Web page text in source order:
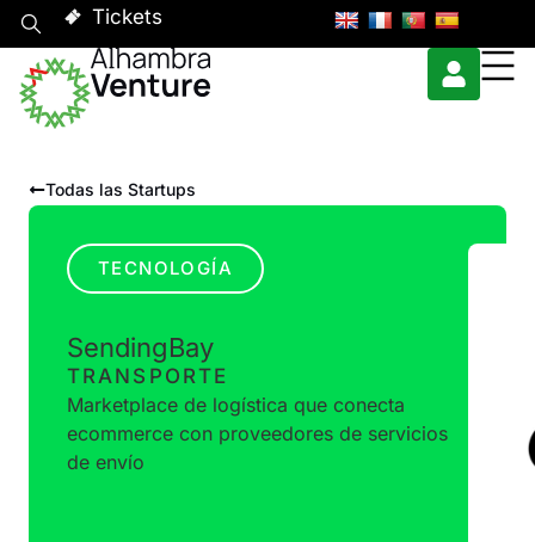
Tickets
Todas las Startups
TECNOLOGÍA
SendingBay
TRANSPORTE
Marketplace de logística que conecta
ecommerce con proveedores de servicios
de envío